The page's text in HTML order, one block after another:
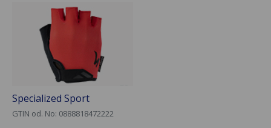
Specialized Sport
GTIN od. No: 0888818472222